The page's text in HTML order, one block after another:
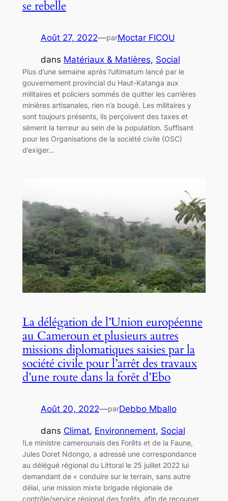
se rebelle
Août 27, 2022—parMoctar FICOU
dans Matériaux & Matières, Social
Plus d’une semaine après l’ultimatum lancé par le
gouvernement provincial du Haut-Katanga aux
militaires et policiers sommés de quitter les carrières
minières artisanales, rien n’a bougé. Les militaires y
sont toujours présents, ils perçoivent des taxes et
sèment la terreur au sein de la population. Suffisant
pour les Organisations de la société civile (OSC)
d’exiger…
La délégation de l’Union européenne
au Cameroun et plusieurs autres
missions diplomatiques saisies par la
société civile pour l’arrêt des travaux
d’une route dans la forêt d’Ebo
Août 20, 2022—parDebbo Mballo
dans Climat, Environnement, Social
!Le ministre camerounais des Forêts et de la Faune,
Jules Doret Ndongo, a adressé une correspondance
au délégué régional du Littoral le 25 juillet 2022 lui
demandant de « conduire sur le terrain, sans autre
délai, une mission mixte brigade régionale de
contrôle/service régional des forêts, afin de recouper